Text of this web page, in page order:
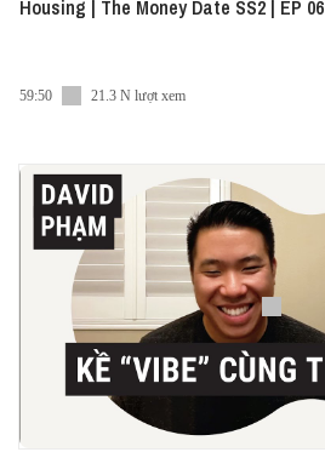
Housing | The Money Date SS2 | EP 06
59:50 21.3 N lượt xem